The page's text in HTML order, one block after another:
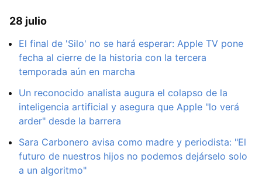
28 julio
El final de 'Silo' no se hará esperar: Apple TV pone
fecha al cierre de la historia con la tercera
temporada aún en marcha
Un reconocido analista augura el colapso de la
inteligencia artificial y asegura que Apple "lo verá
arder" desde la barrera
Sara Carbonero avisa como madre y periodista: "El
futuro de nuestros hijos no podemos dejárselo solo
a un algoritmo"